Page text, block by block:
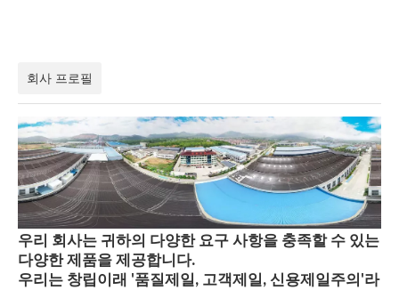
회사 프로필
우리 회사는 귀하의 다양한 요구 사항을 충족할 수 있는
다양한 제품을 제공합니다.
우리는 창립이래 '품질제일, 고객제일, 신용제일주의'라